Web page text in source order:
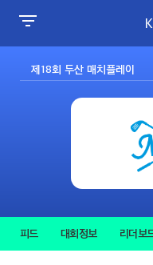
피드 대회정보 리더보